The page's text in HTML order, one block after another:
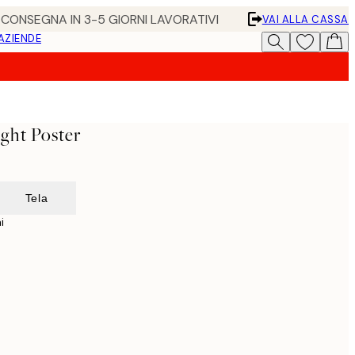
IN 3-5 GIORNI LAVORATIVI
VAI ALLA CASSA
Poster
Tela